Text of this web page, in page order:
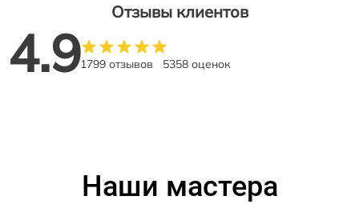
Отзывы клиентов
4.91799 отзывов 5358 оценок
Наши мастера